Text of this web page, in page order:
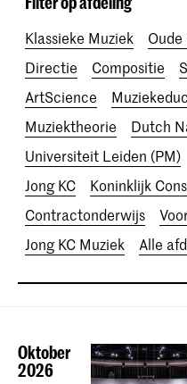
July 2027
Lunchconcerten
Klassieke Muziek Oude
Directie
Compositie
ArtScience
Muziektheorie
Dutch
Universiteit Leiden (PM)
Jong KC
Koninklijk
Contractonderwijs
Jong KC Muziek
Alle
Oktober
2026